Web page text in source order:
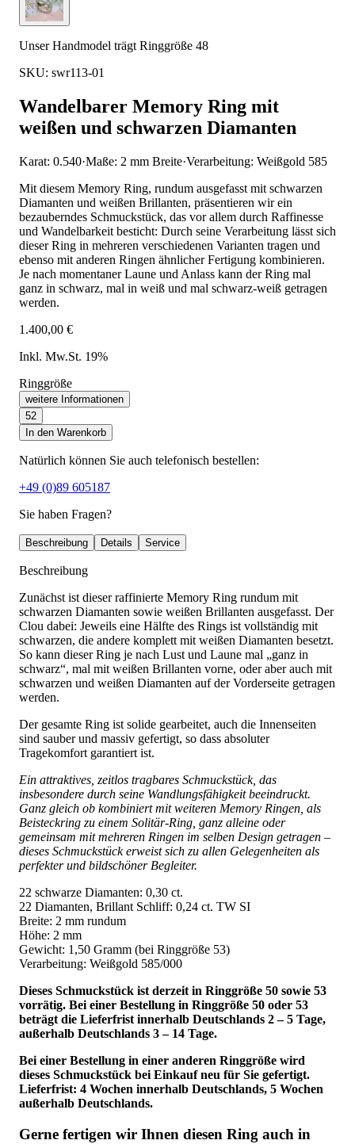
Unser Handmodel trägt Ringgröße 48
SKU: swr113-01
Wandelbarer Memory Ring mit
weißen und schwarzen Diamanten
Karat: 0.540·Maße: 2 mm Breite·Verarbeitung: Weißgold 585
Mit diesem Memory Ring, rundum ausgefasst mit schwarzen
Diamanten und weißen Brillanten, präsentieren wir ein
bezauberndes Schmuckstück, das vor allem durch Raffinesse
und Wandelbarkeit besticht: Durch seine Verarbeitung lässt sich
dieser Ring in mehreren verschiedenen Varianten tragen und
ebenso mit anderen Ringen ähnlicher Fertigung kombinieren.
Je nach momentaner Laune und Anlass kann der Ring mal
ganz in schwarz, mal in weiß und mal schwarz-weiß getragen
werden.
1.400,00 €
Inkl. Mw.St. 19%
Ringgröße
weitere Informationen
52
In den Warenkorb
Natürlich können Sie auch telefonisch bestellen:
+49 (0)89 605187
Sie haben Fragen?
Beschreibung Details Service
Beschreibung
Zunächst ist dieser raffinierte Memory Ring rundum mit
schwarzen Diamanten sowie weißen Brillanten ausgefasst. Der
Clou dabei: Jeweils eine Hälfte des Rings ist vollständig mit
schwarzen, die andere komplett mit weißen Diamanten besetzt.
So kann dieser Ring je nach Lust und Laune mal „ganz in
schwarz“, mal mit weißen Brillanten vorne, oder aber auch mit
schwarzen und weißen Diamanten auf der Vorderseite getragen
werden.
Der gesamte Ring ist solide gearbeitet, auch die Innenseiten
sind sauber und massiv gefertigt, so dass absoluter
Tragekomfort garantiert ist.
Ein attraktives, zeitlos tragbares Schmuckstück, das
insbesondere durch seine Wandlungsfähigkeit beeindruckt.
Ganz gleich ob kombiniert mit weiteren Memory Ringen, als
Beisteckring zu einem Solitär-Ring, ganz alleine oder
gemeinsam mit mehreren Ringen im selben Design getragen –
dieses Schmuckstück erweist sich zu allen Gelegenheiten als
perfekter und bildschöner Begleiter.
22 schwarze Diamanten: 0,30 ct.
22 Diamanten, Brillant Schliff: 0,24 ct. TW SI
Breite: 2 mm rundum
Höhe: 2 mm
Gewicht: 1,50 Gramm (bei Ringgröße 53)
Verarbeitung: Weißgold 585/000
Dieses Schmuckstück ist derzeit in Ringgröße 50 sowie 53
vorrätig. Bei einer Bestellung in Ringgröße 50 oder 53
beträgt die Lieferfrist innerhalb Deutschlands 2 – 5 Tage,
außerhalb Deutschlands 3 – 14 Tage.
Bei einer Bestellung in einer anderen Ringgröße wird
dieses Schmuckstück bei Einkauf neu für Sie gefertigt.
Lieferfrist: 4 Wochen innerhalb Deutschlands, 5 Wochen
außerhalb Deutschlands.
Gerne fertigen wir Ihnen diesen Ring auch in